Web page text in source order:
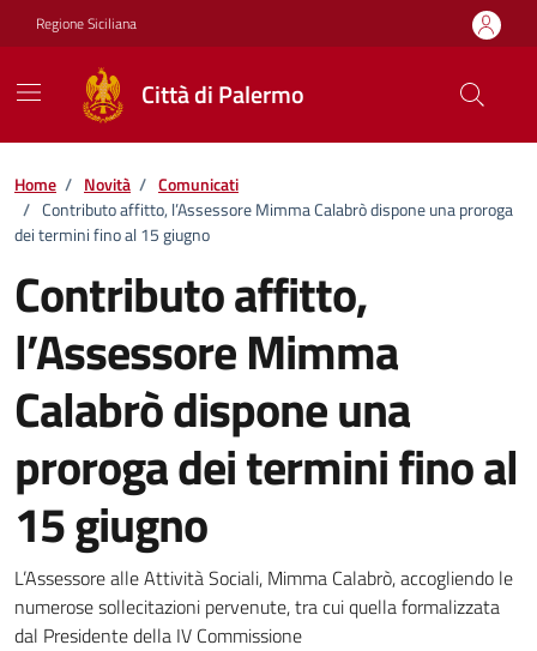
Vai ai contenuti
Vai al footer
Regione Siciliana
Città di Palermo
Home / Novità / Comunicati
/ Contributo affitto, l’Assessore Mimma Calabrò dispone una proroga
dei termini fino al 15 giugno
Contributo affitto,
l’Assessore Mimma
Calabrò dispone una
proroga dei termini fino al
15 giugno
Dettagli della notizia
L’Assessore alle Attività Sociali, Mimma Calabrò, accogliendo le
numerose sollecitazioni pervenute, tra cui quella formalizzata
dal Presidente della IV Commissione